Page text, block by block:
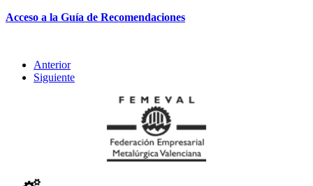
Acceso a la Guía de Recomendaciones
Anterior
Siguiente